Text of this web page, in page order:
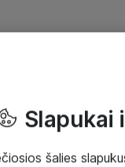
Slapukai
šalies